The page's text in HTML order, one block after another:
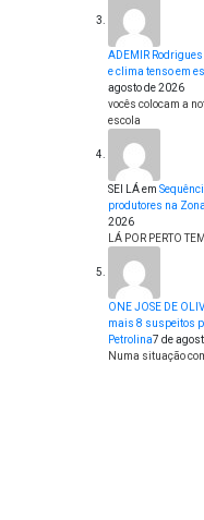
ADEMIR Rodrigues
e clima tenso em
agosto de 2026
vocês colocam a
escola
SEI LÁem
produtores na
2026
LÁ POR PERTO
ONE JOSE DE
mais 8 suspeitos
Petrolina7 de
Numa situação